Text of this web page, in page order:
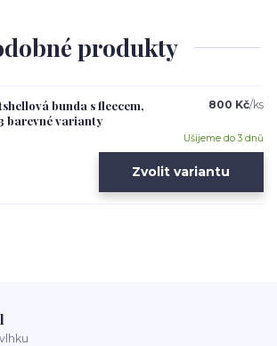
produkty
bunda s fleecem,
barevné varianty
800 Kč/ks
Ušijeme do 3 dnů
Zvolit variantu